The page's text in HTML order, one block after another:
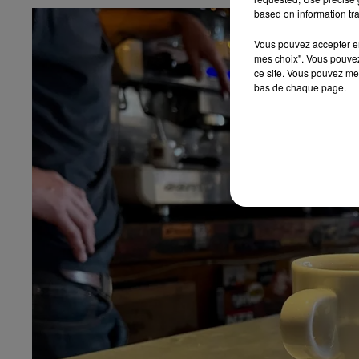
based on information
Vous pouvez accepter
mes choix". Vous
ce site. Vous pouvez
bas de chaque page.